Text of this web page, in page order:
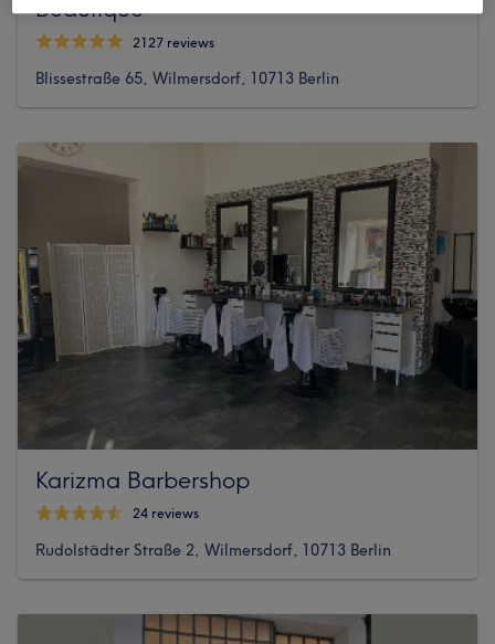
Beautique
2127 reviews
Blissestraße 65, Wilmersdorf, 10713 Berlin
Karizma Barbershop
24 reviews
Rudolstädter Straße 2, Wilmersdorf, 10713 Berlin